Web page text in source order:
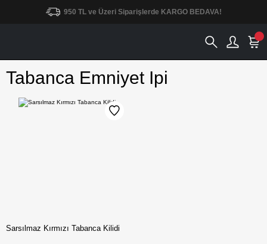
950 TL ve Üzeri Siparişlerde KARGO BEDAVA!
Tabanca Emniyet Ipi
Sarsılmaz Kırmızı Tabanca Kilidi